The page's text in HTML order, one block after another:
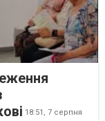
18:51, 7 серпня